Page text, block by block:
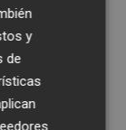
de
y
de